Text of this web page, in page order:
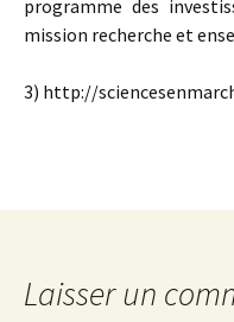
programme des
mission recherche et
3) http://
Laisser un